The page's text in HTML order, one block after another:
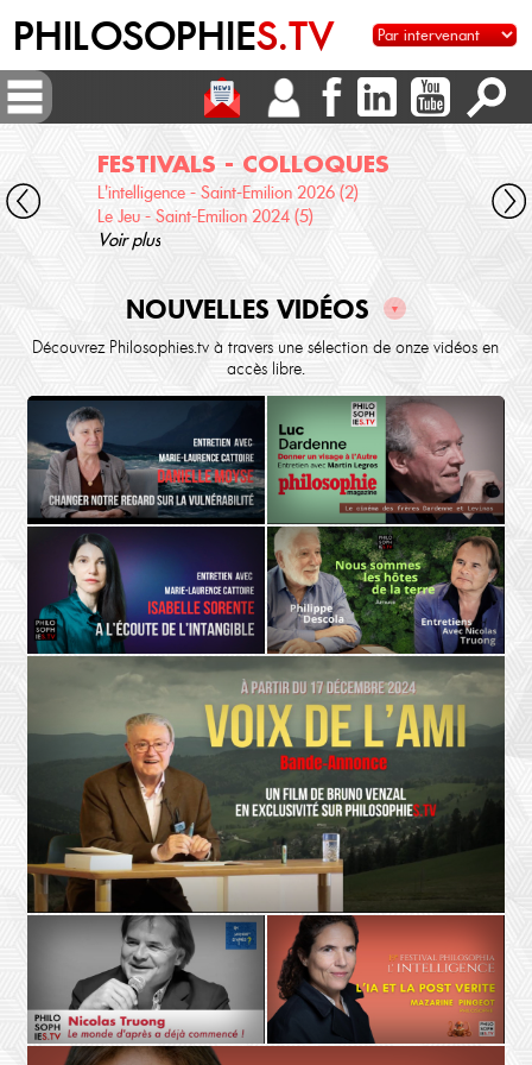
PHILOSOPHIES.TV
FESTIVALS - COLLOQUES
L'intelligence - Saint-Emilion 2026 (2)
Le Jeu - Saint-Emilion 2024 (5)
Voir plus
NOUVELLES VIDÉOS ▼
Découvrez Philosophies.tv à travers une sélection de onze vidéos en
accès libre.
ETHIQUE
Danielle Moyse
Changer notre regard sur la
vulnérabilité
L'AUTRE
Luc Dardenne
Donner un visage à l’Autre,
entretien avec Luc Dardenne
Isabelle Sorente, Marie-Laurence
À l’écoute de l’intangible
LA TERRE
Philippe Descola - Nicolas Truong
Nous somme les hôtes de la terre
- Teaser